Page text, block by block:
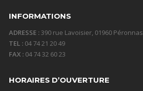
INFORMATIONS
ADRESSE :390 rue Lavoisier, 01960 Péronnas
TEL :04 74 21 20 49
FAX :04 74 32 60 23
HORAIRES D’OUVERTURE